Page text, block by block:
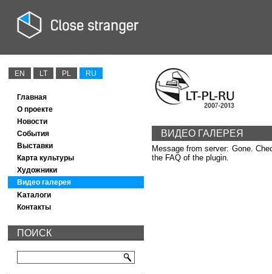
EN LT PL RU
Главная
O проекте
Новости
События
Выставки
Карта культуры
Художники
Видео галерея
Kаталоги
Контакты
ПОИСК
ВИДЕО ГАЛЕРЕЯ
Message from server: Gone.
the FAQ of the plugin.